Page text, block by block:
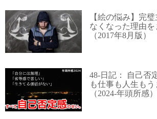
【絵の悩み】完
なくなった理由
（2017年8月版）
48-日記： 自己否
も仕事も人生も
（2024-年頭所感）